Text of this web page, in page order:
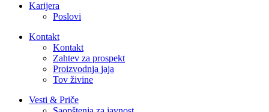
Karijera
Poslovi
Kontakt
Kontakt
Zahtev za prospekt
Proizvodnja jaja
Tov živine
Vesti & Priče